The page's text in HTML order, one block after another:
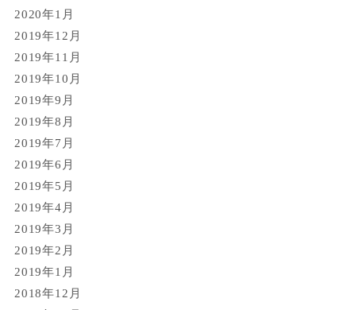
2020年1月
2019年12月
2019年11月
2019年10月
2019年9月
2019年8月
2019年7月
2019年6月
2019年5月
2019年4月
2019年3月
2019年2月
2019年1月
2018年12月